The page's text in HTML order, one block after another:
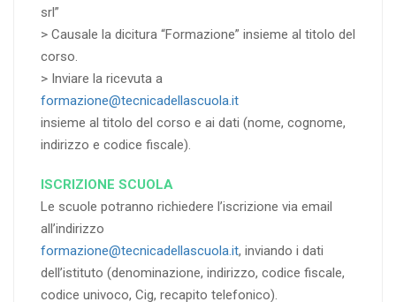
srl”
> Causale la dicitura “Formazione” insieme al titolo del
corso.
> Inviare la ricevuta a
formazione@tecnicadellascuola.it
insieme al titolo del corso e ai dati (nome, cognome,
indirizzo e codice fiscale).
ISCRIZIONE SCUOLA
Le scuole potranno richiedere l’iscrizione via email
all’indirizzo
formazione@tecnicadellascuola.it, inviando i dati
dell’istituto (denominazione, indirizzo, codice fiscale,
codice univoco, Cig, recapito telefonico).